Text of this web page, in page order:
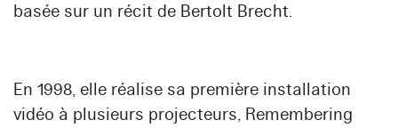
basée sur un récit de Bertolt Brecht.
En 1998, elle réalise sa première installation
vidéo à plusieurs projecteurs, Remembering